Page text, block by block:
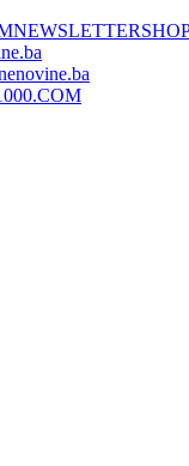
NEWSLETTER